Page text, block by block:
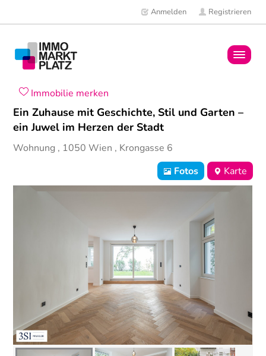
Anmelden Registrieren
Immobilien
Mitglieder
News
Immobilie merken
Ein Zuhause mit Geschichte, Stil und Garten –
ein Juwel im Herzen der Stadt
Wohnung , 1050 Wien , Krongasse 6
Fotos
Karte